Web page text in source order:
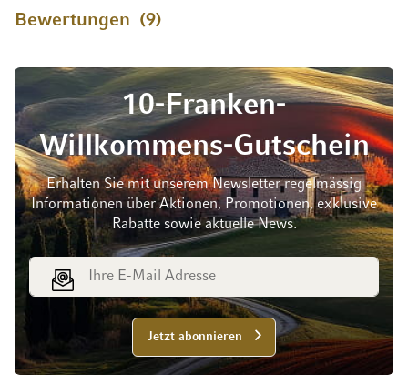
Bewertungen 9
10-Franken-
Willkommens-Gutschein
Erhalten Sie mit unserem Newsletter regelmässig
Informationen über Aktionen, Promotionen, exklusive
Rabatte sowie aktuelle News.
E-Mail Adresse
Jetzt abonnieren